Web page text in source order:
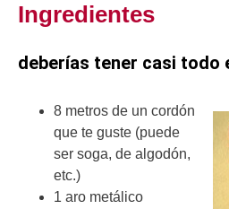
Ingredientes
deberías tener casi todo
8 metros de un cordón
que te guste (puede
ser soga, de algodón,
etc.)
1 aro metálico